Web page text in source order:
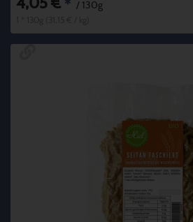
4,05 € * / 130g